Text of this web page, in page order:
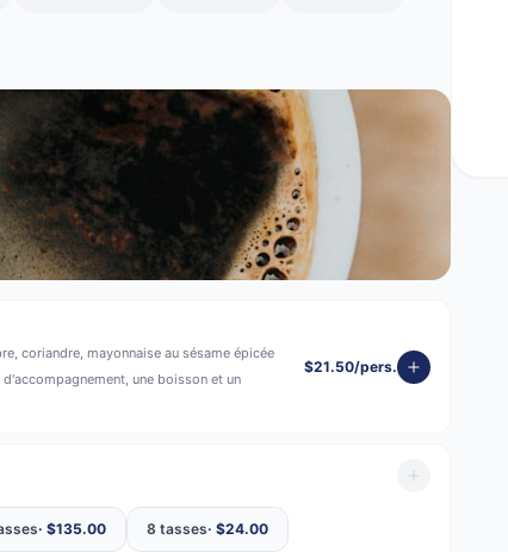
coriandre, mayonnaise au sésame épicée
une boisson et un
$21.50/pers.
· $135.00 8 tasses· $24.00